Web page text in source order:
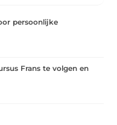
persoonlijke
Frans te volgen en